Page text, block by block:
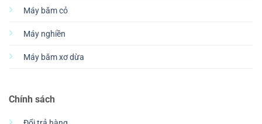
Máy băm cỏ
Máy nghiền
Máy băm xơ dừa
Chính sách